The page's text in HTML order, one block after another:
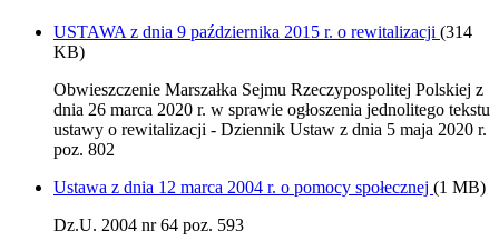
USTAWA z dnia 9 października 2015 r. o rewitalizacji (314
KB)
Obwieszczenie Marszałka Sejmu Rzeczypospolitej Polskiej z
dnia 26 marca 2020 r. w sprawie ogłoszenia jednolitego tekstu
ustawy o rewitalizacji - Dziennik Ustaw z dnia 5 maja 2020 r.
poz. 802
Ustawa z dnia 12 marca 2004 r. o pomocy społecznej (1 MB)
Dz.U. 2004 nr 64 poz. 593